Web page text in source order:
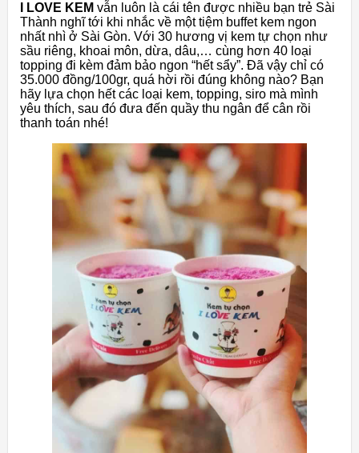
I LOVE KEM vẫn luôn là cái tên được nhiều bạn trẻ Sài
Thành nghĩ tới khi nhắc về một tiệm buffet kem ngon
nhất nhì ở Sài Gòn. Với 30 hương vị kem tự chọn như
sầu riêng, khoai môn, dừa, dâu,… cùng hơn 40 loại
topping đi kèm đảm bảo ngon “hết sẩy”. Đã vậy chỉ có
35.000 đồng/100gr, quá hời rồi đúng không nào? Bạn
hãy lựa chọn hết các loại kem, topping, siro mà mình
yêu thích, sau đó đưa đến quầy thu ngân để cân rồi
thanh toán nhé!